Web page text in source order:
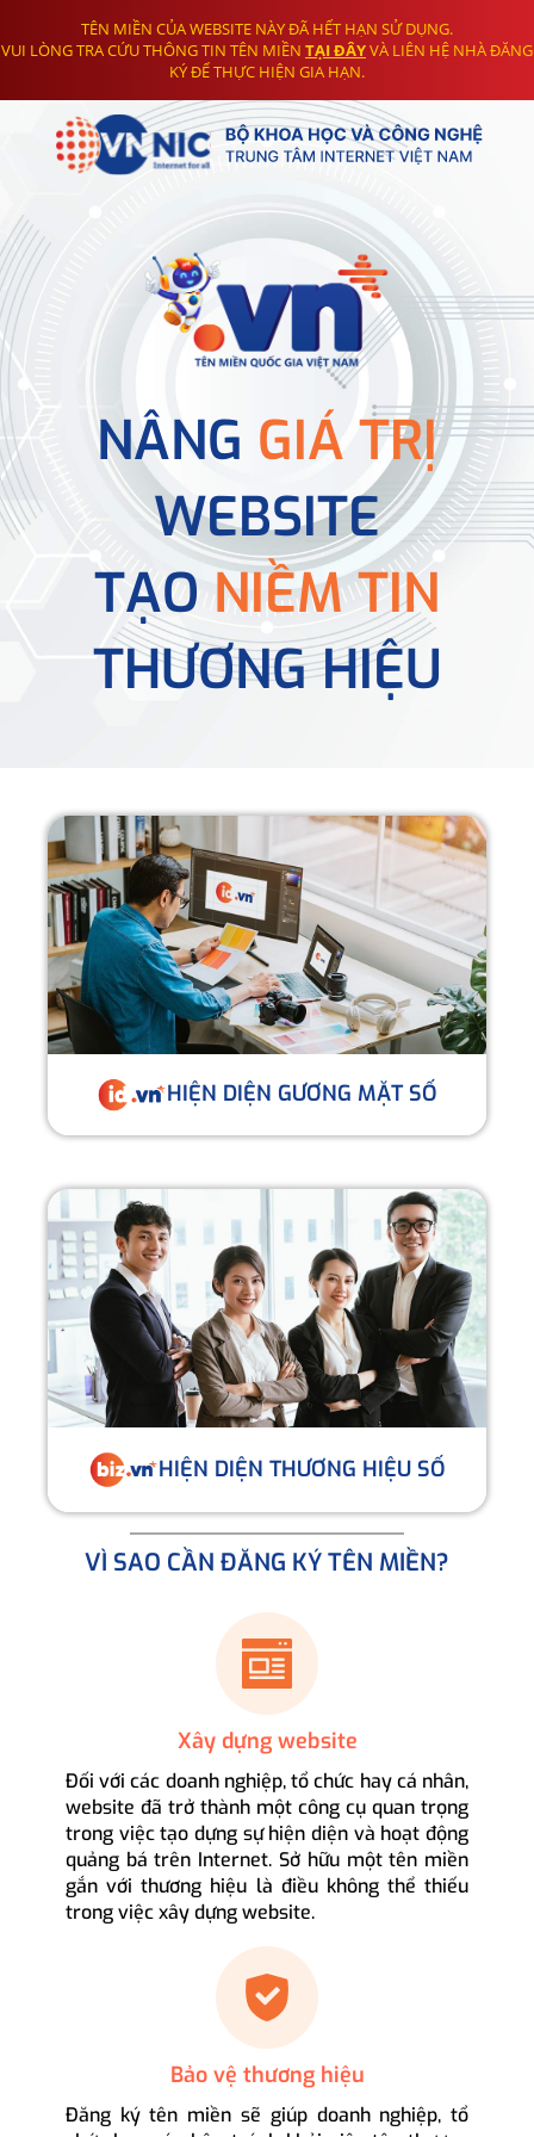
TÊN MIỀN CỦA WEBSITE NÀY ĐÃ HẾT HẠN SỬ DỤNG.
VUI LÒNG TRA CỨU THÔNG TIN TÊN MIỀN TẠI ĐÂYVÀ LIÊN HỆ NHÀ ĐĂNG
KÝ ĐỂ THỰC HIỆN GIA HẠN.
NÂNG GIÁ TRỊ
WEBSITE
TẠONIỀM TIN
THƯƠNG HIỆU
HIỆN DIỆN GƯƠNG MẶT SỐ
HIỆN DIỆN THƯƠNG HIỆU SỐ
VÌ SAO CẦN ĐĂNG KÝ TÊN MIỀN?
Xây dựng website
Đối với các doanh nghiệp, tổ chức hay cá nhân,
website đã trở thành một công cụ quan trọng
trong việc tạo dựng sự hiện diện và hoạt động
quảng bá trên Internet. Sở hữu một tên miền
gắn với thương hiệu là điều không thể thiếu
trong việc xây dựng website.
Bảo vệ thương hiệu
Đăng ký tên miền sẽ giúp doanh nghiệp, tổ